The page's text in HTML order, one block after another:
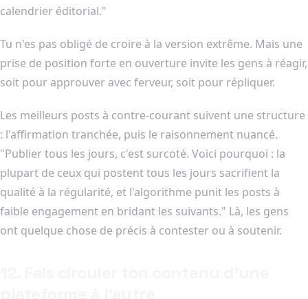
calendrier éditorial."
Tu n'es pas obligé de croire à la version extrême. Mais une
prise de position forte en ouverture invite les gens à réagir,
soit pour approuver avec ferveur, soit pour répliquer.
Les meilleurs posts à contre-courant suivent une structure
: l'affirmation tranchée, puis le raisonnement nuancé.
"Publier tous les jours, c'est surcoté. Voici pourquoi : la
plupart de ceux qui postent tous les jours sacrifient la
qualité à la régularité, et l'algorithme punit les posts à
faible engagement en bridant les suivants." Là, les gens
ont quelque chose de précis à contester ou à soutenir.